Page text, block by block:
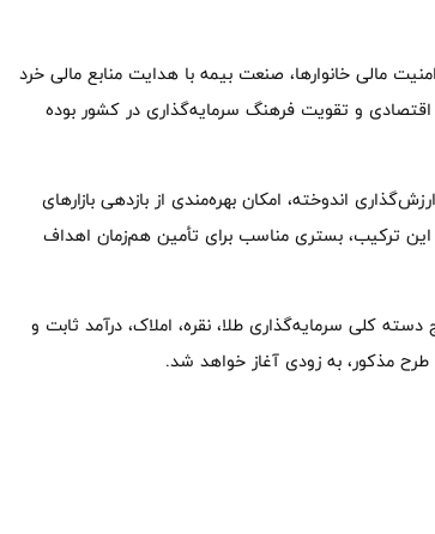
مالی خانوارها، صنعت بیمه با هدایت منابع مالی خرد
و تقویت فرهنگ سرمایه‌گذاری در کشور بوده
اندوخته، امکان بهره‌مندی از بازدهی بازارهای
ترکیب، بستری مناسب برای تأمین هم‌زمان اهداف
کلی سرمایه‌گذاری طلا، نقره، املاک، درآمد ثابت و
مذکور، به زودی آغاز خواهد شد.